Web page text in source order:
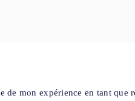
de mon expérience en tant que